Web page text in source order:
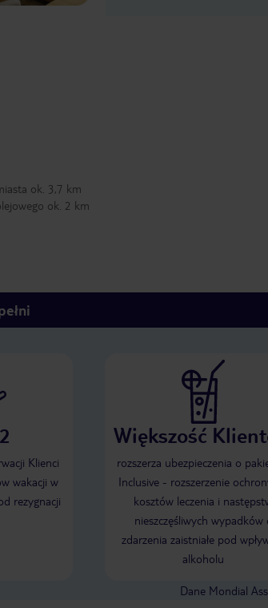
ok. 3,7 km
ok. 2 km
Klienci
wakacji w
rezygnacji
Większość
rozszerza ubezpieczenia o
Inclusive - rozszerzenie
kosztów leczenia i
nieszczęśliwych wypadków
zdarzenia zaistniałe pod
alkoholu
Dane Mondial